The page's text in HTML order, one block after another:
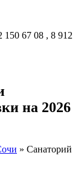
67 08 , 8 912
на 2026
» Санаторий